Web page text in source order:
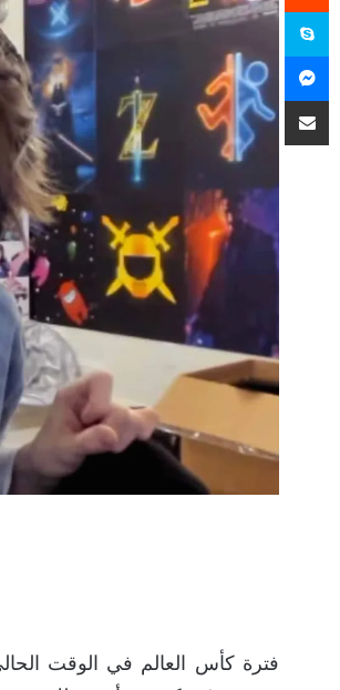
فترة كأس العالم في الوقت
سكايب
ماسنجر
مشاركة عبر البريد